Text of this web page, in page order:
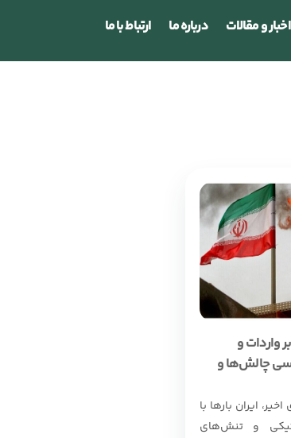
اخبار و مقالات درباره ما ارتباط با ما
واردات و
چالش‌ها و
ایران بارها با
و تنش‌های